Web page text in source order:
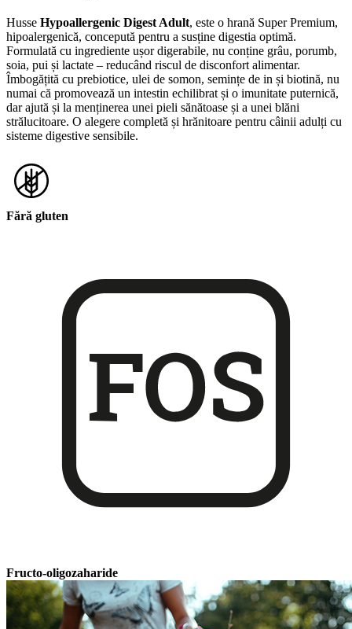
Husse Hypoallergenic Digest Adult, este o hrană Super Premium,
hipoalergenică, concepută pentru a susține digestia optimă.
Formulată cu ingrediente ușor digerabile, nu conține grâu, porumb,
soia, pui și lactate – reducând riscul de disconfort alimentar.
Îmbogățită cu prebiotice, ulei de somon, semințe de in și biotină, nu
numai că promovează un intestin echilibrat și o imunitate puternică,
dar ajută și la menținerea unei pieli sănătoase și a unei blăni
strălucitoare. O alegere completă și hrănitoare pentru câinii adulți cu
sisteme digestive sensibile.
Fără gluten
Fructo-oligozaharide